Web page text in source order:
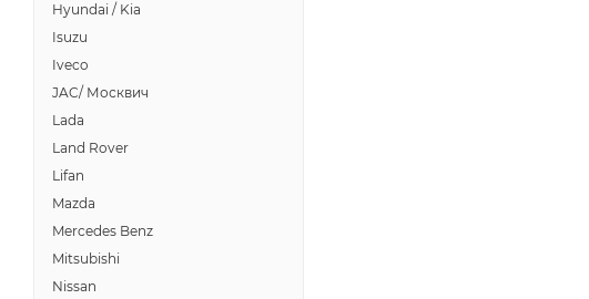
Hyundai / Kia
Isuzu
Iveco
JAC/ Москвич
Lada
Land Rover
Lifan
Mazda
Mercedes Benz
Mitsubishi
Nissan